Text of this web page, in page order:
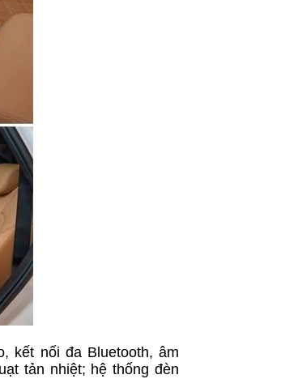
kết nối đa Bluetooth, âm
tản nhiệt; hệ thống đèn